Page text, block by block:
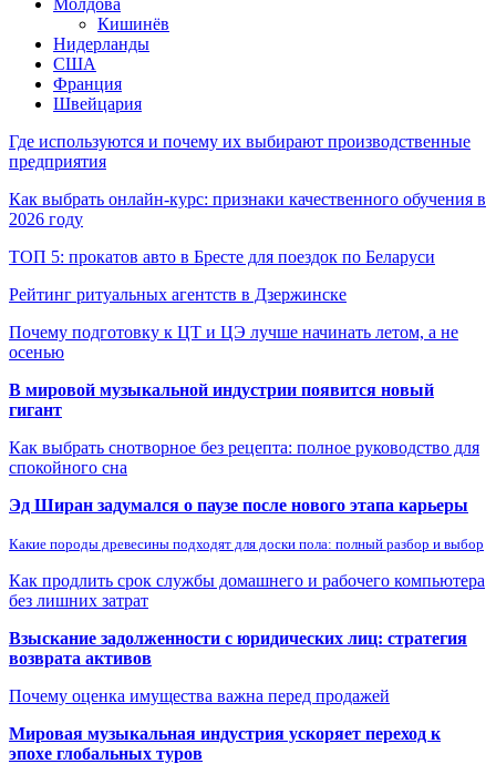
Молдова
Кишинёв
Нидерланды
США
Франция
Швейцария
Где используются и почему их выбирают производственные
предприятия
Как выбрать онлайн-курс: признаки качественного обучения в
2026 году
ТОП 5: прокатов авто в Бресте для поездок по Беларуси
Рейтинг ритуальных агентств в Дзержинске
Почему подготовку к ЦТ и ЦЭ лучше начинать летом, а не
осенью
В мировой музыкальной индустрии появится новый
гигант
Как выбрать снотворное без рецепта: полное руководство для
спокойного сна
Эд Ширан задумался о паузе после нового этапа карьеры
Какие породы древесины подходят для доски пола: полный разбор и выбор
Как продлить срок службы домашнего и рабочего компьютера
без лишних затрат
Взыскание задолженности с юридических лиц: стратегия
возврата активов
Почему оценка имущества важна перед продажей
Мировая музыкальная индустрия ускоряет переход к
эпохе глобальных туров